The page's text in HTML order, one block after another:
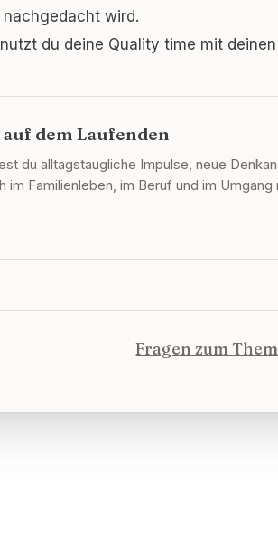
nachgedacht wird.
du deine Quality time mit
auf dem Laufenden
du alltagstaugliche Impulse, neue
im Familienleben, im Beruf und im
Fragen zum